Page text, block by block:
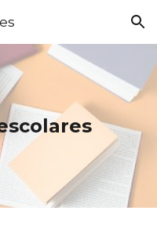
Skip to navigation